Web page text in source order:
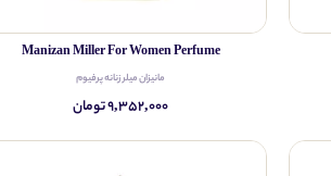
Manizan Miller For Women Perfume
مانیزان میلر زنانه پرفیوم
۹,۳۵۲,۰۰۰ تومان